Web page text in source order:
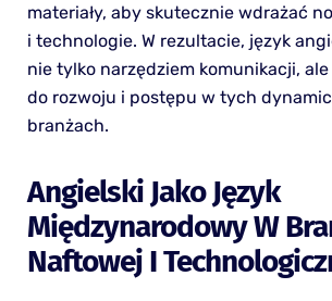
materiały, aby skutecznie wdrażać
i technologie. W rezultacie, język
nie tylko narzędziem komunikacji,
do rozwoju i postępu w tych
branżach.
Angielski Jako Język
Międzynarodowy W
Naftowej I